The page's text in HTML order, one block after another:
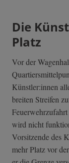
Die
Platz
Vor der
Künstler:innen
breiten Streifen
wird nicht
Vorsitzende des
mehr Platz vor